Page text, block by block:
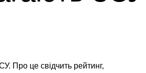
Про це свідчить рейтинг,